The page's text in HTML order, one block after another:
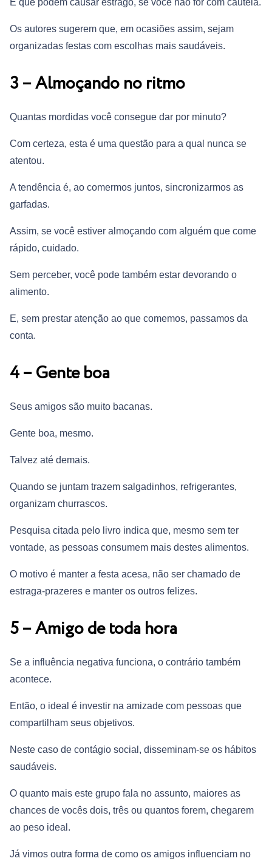
Os autores sugerem que, em ocasiões assim, sejam
organizadas festas com escolhas mais saudáveis.
3 – Almoçando no ritmo
Quantas mordidas você consegue dar por minuto?
Com certeza, esta é uma questão para a qual nunca se
atentou.
A tendência é, ao comermos juntos, sincronizarmos as
garfadas.
Assim, se você estiver almoçando com alguém que come
rápido, cuidado.
Sem perceber, você pode também estar devorando o
alimento.
E, sem prestar atenção ao que comemos, passamos da
conta.
4 – Gente boa
Seus amigos são muito bacanas.
Gente boa, mesmo.
Talvez até demais.
Quando se juntam trazem salgadinhos, refrigerantes,
organizam churrascos.
Pesquisa citada pelo livro indica que, mesmo sem ter
vontade, as pessoas consumem mais destes alimentos.
O motivo é manter a festa acesa, não ser chamado de
estraga-prazeres e manter os outros felizes.
5 – Amigo de toda hora
Se a influência negativa funciona, o contrário também
acontece.
Então, o ideal é investir na amizade com pessoas que
compartilham seus objetivos.
Neste caso de contágio social, disseminam-se os hábitos
saudáveis.
O quanto mais este grupo fala no assunto, maiores as
chances de vocês dois, três ou quantos forem, chegarem
ao peso ideal.
Já vimos outra forma de como os amigos influenciam no